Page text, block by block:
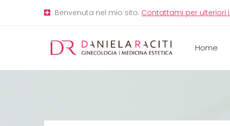
Benvenuta nel mio sito. Contattami per ulteriori
Home